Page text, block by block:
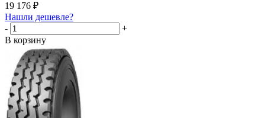
19 176 ₽
Нашли дешевле?
-
+
В корзину